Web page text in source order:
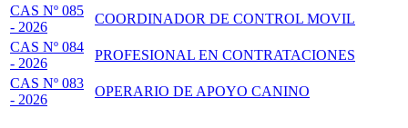
CAS Nº 085
- 2026
COORDINADOR DE CONTROL MOVIL
CAS Nº 084
- 2026
PROFESIONAL EN CONTRATACIONES
CAS Nº 083
- 2026
OPERARIO DE APOYO CANINO